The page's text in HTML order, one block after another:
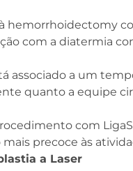
hemorrhoidectomy
com a diatermia
associado a um
quanto a equipe
com
precoce às
a Laser